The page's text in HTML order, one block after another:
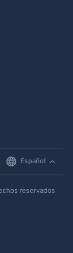
Español
reservados